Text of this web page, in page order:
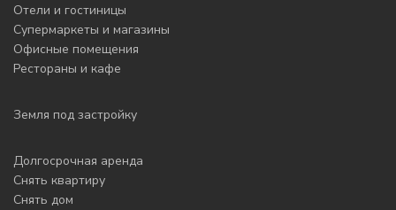
Отели и гостиницы
Супермаркеты и магазины
Офисные помещения
Рестораны и кафе
Земля под застройку
Долгосрочная аренда
Снять квартиру
Снять дом